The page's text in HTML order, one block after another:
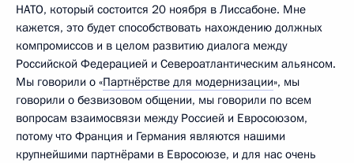
НАТО, который состоится 20 ноября в Лиссабоне. Мне
кажется, это будет способствовать нахождению должных
компромиссов и в целом развитию диалога между
Российской Федерацией и Североатлантическим альянсом.
Мы говорили о «Партнёрстве для модернизации», мы
говорили о безвизовом общении, мы говорили по всем
вопросам взаимосвязи между Россией и Евросоюзом,
потому что Франция и Германия являются нашими
крупнейшими партнёрами в Евросоюзе, и для нас очень